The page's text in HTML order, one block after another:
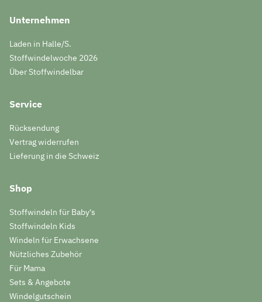
Unternehmen
Laden in Halle/S.
Stoffwindelwoche 2026
Über Stoffwindelbar
Service
Rücksendung
Vertrag widerrufen
Lieferung in die Schweiz
Shop
Stoffwindeln für Baby's
Stoffwindeln Kids
Windeln für Erwachsene
Nützliches Zubehör
Für Mama
Sets & Angebote
Windelgutschein